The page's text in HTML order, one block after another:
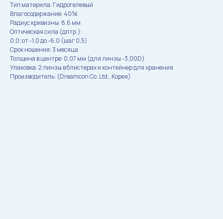
Тип материла: Гидрогелевый
Влагосодержание: 40%
Радиус кривизны: 8,6 мм
Оптическая сила (дптр.):
0,0; от -1,0 до -6,0 (шаг 0,5)
Cрок ношения: 3 месяца
Толщина в центре: 0,07 мм (для линзы -3,00D)
Упаковка: 2 линзы в блистерах и контейнер для хранения
Производитель: (Dreamcon Co. Ltd., Корея)